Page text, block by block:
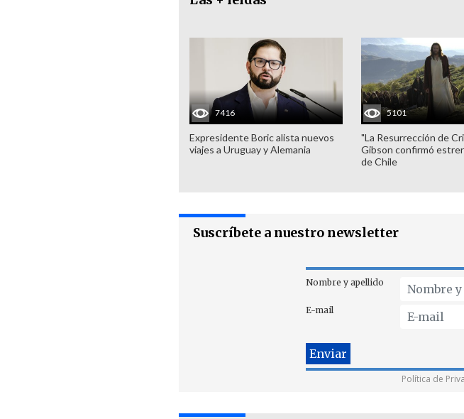
7416
Expresidente Boric alista nuevos
viajes a Uruguay y Alemania
5101
"La Resurrección de
Gibson confirmó
de Chile
Suscríbete a nuestro newsletter
Nombre y apellido
E-mail
Política de